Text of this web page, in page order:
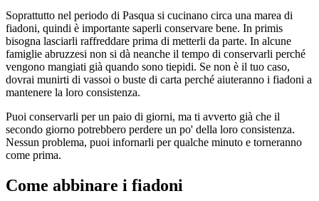
Soprattutto nel periodo di Pasqua si cucinano circa una marea di
fiadoni, quindi è importante saperli conservare bene. In primis
bisogna lasciarli raffreddare prima di metterli da parte. In alcune
famiglie abruzzesi non si dà neanche il tempo di conservarli perché
vengono mangiati già quando sono tiepidi. Se non è il tuo caso,
dovrai munirti di vassoi o buste di carta perché aiuteranno i fiadoni a
mantenere la loro consistenza.
Puoi conservarli per un paio di giorni, ma ti avverto già che il
secondo giorno potrebbero perdere un po' della loro consistenza.
Nessun problema, puoi infornarli per qualche minuto e torneranno
come prima.
Come abbinare i fiadoni